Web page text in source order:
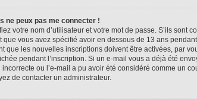
ne peux pas me connecter !
votre nom d’utilisateur et votre mot de passe. S’ils
que vous avez spécifié avoir en dessous de 13 ans
que les nouvelles inscriptions doivent être activées, par
pendant l’inscription. Si un e-mail vous a déjà été
ou l’e-mail a pu avoir été considéré comme un
de contacter un administrateur.